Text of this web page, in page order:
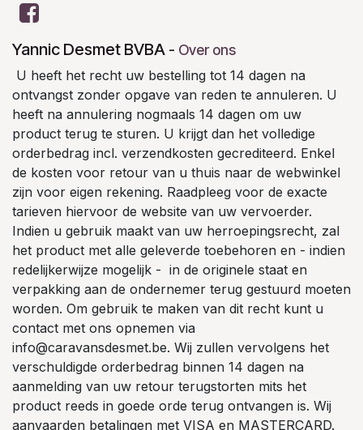
Yannic Desmet BVBA - Over ons
U heeft het recht uw bestelling tot 14 dagen na
ontvangst zonder opgave van reden te annuleren. U
heeft na annulering nogmaals 14 dagen om uw
product terug te sturen. U krijgt dan het volledige
orderbedrag incl. verzendkosten gecrediteerd. Enkel
de kosten voor retour van u thuis naar de webwinkel
zijn voor eigen rekening. Raadpleeg voor de exacte
tarieven hiervoor de website van uw vervoerder.
Indien u gebruik maakt van uw herroepingsrecht, zal
het product met alle geleverde toebehoren en - indien
redelijkerwijze mogelijk - in de originele staat en
verpakking aan de ondernemer terug gestuurd moeten
worden. Om gebruik te maken van dit recht kunt u
contact met ons opnemen via
info@caravansdesmet.be. Wij zullen vervolgens het
verschuldigde orderbedrag binnen 14 dagen na
aanmelding van uw retour terugstorten mits het
product reeds in goede orde terug ontvangen is. Wij
aanvaarden betalingen met VISA en MASTERCARD.